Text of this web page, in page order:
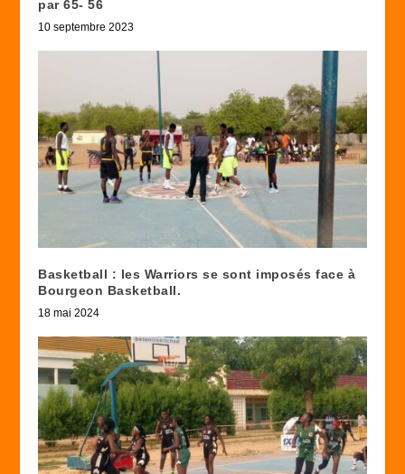
par 65- 56
10 septembre 2023
Basketball : les Warriors se sont imposés face à
Bourgeon Basketball.
18 mai 2024